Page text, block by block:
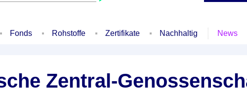
Fonds Rohstoffe Zertifikate Nachhaltig News
Zentral-